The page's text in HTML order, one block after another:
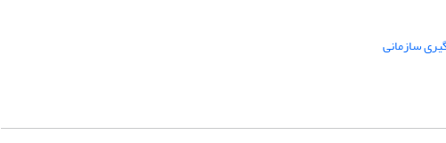
سازمانی